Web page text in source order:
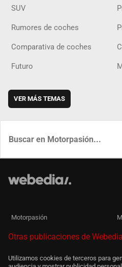
SUV
Rumores de coches
Comparativa de coches
Futuro
VER MÁS TEMAS
Motorpasión
Otras publicaciones de Webedia
Utilizamos cookies de terceros para